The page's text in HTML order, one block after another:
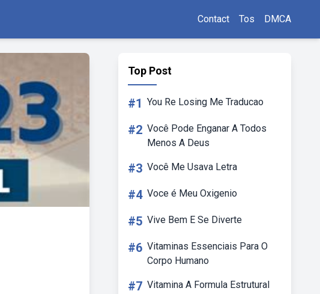
Contact Tos DMCA
Top Post
#1 You Re Losing Me Traducao
#2 Você Pode Enganar A Todos
Menos A Deus
#3 Você Me Usava Letra
#4 Voce é Meu Oxigenio
#5 Vive Bem E Se Diverte
#6 Vitaminas Essenciais Para O
Corpo Humano
#7 Vitamina A Formula Estrutural